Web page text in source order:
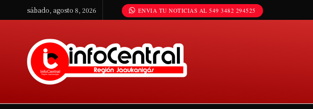
sábado, agosto 8, 2026 ENVIA TU NOTICIAS AL 549 3482 294525